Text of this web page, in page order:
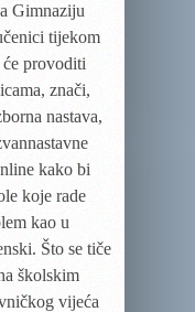
Gimnaziju
tijekom
će provoditi
znači,
nastava,
kako bi
koje rade
kao u
Što se tiče
školskim
vijeća